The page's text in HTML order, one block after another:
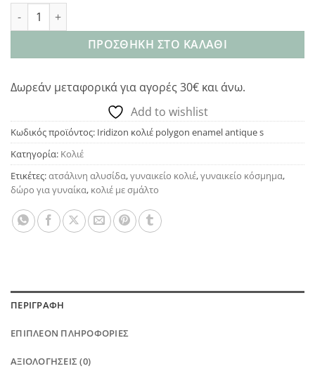
Iridizon κολιέ polygon enamel antique s ποσότητα
ΠΡΟΣΘΉΚΗ ΣΤΟ ΚΑΛΆΘΙ
Δωρεάν μεταφορικά για αγορές 30€ και άνω.
Add to wishlist
Κωδικός προϊόντος: Iridizon κολιέ polygon enamel antique s
Κατηγορία: Κολιέ
Ετικέτες:ατσάλινη αλυσίδα,γυναικείο κολιέ,γυναικείο κόσμημα,
δώρο για γυναίκα, κολιέ με σμάλτο
ΠΕΡΙΓΡΑΦΉ
ΕΠΙΠΛΈΟΝ ΠΛΗΡΟΦΟΡΊΕΣ
ΑΞΙΟΛΟΓΉΣΕΙΣ (0)